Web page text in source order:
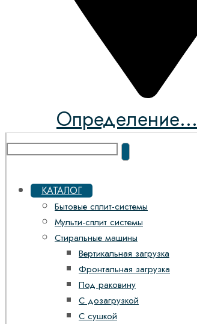
Определение...
КАТАЛОГ
Бытовые сплит-системы
Мульти-сплит системы
Стиральные машины
Вертикальная загрузка
Фронтальная загрузка
Под раковину
С дозагрузкой
С сушкой